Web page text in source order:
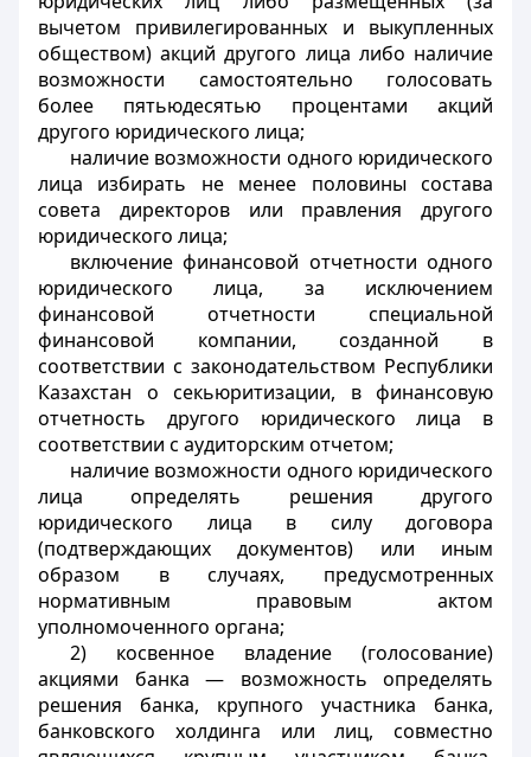
вычетом привилегированных и выкупленных
обществом) акций другого лица либо наличие
возможности самостоятельно голосовать
более пятьюдесятью процентами акций
другого юридического лица;
наличие возможности одного юридического
лица избирать не менее половины состава
совета директоров или правления другого
юридического лица;
включение финансовой отчетности одного
юридического лица, за исключением
финансовой отчетности специальной
финансовой компании, созданной в
соответствии с законодательством Республики
Казахстан о секьюритизации, в финансовую
отчетность другого юридического лица в
соответствии с аудиторским отчетом;
наличие возможности одного юридического
лица определять решения другого
юридического лица в силу договора
(подтверждающих документов) или иным
образом в случаях, предусмотренных
нормативным правовым актом
уполномоченного органа;
2) косвенное владение (голосование)
акциями банка — возможность определять
решения банка, крупного участника банка,
банковского холдинга или лиц, совместно